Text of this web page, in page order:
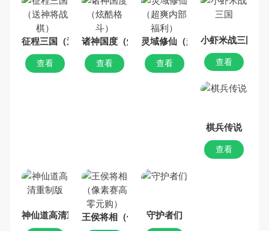
征程三国（送神将战棋）
查看
诸神国度（炫酷格斗）
查看
灵域修仙（超爽内部福利）
查看
小虾米战三国
查看
棋兵传说
查看
神仙道高清重制版王侯将相（像素赛高零元购）
守护者们